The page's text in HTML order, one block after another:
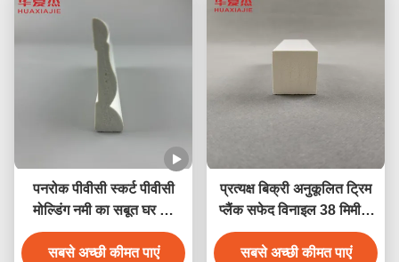
पनरोक पीवीसी स्कर्ट पीवीसी
मोल्डिंग नमी का सबूत घर की
सजावट
सबसे अच्छी कीमत पाएं
प्रत्यक्ष बिक्री अनुकूलित ट्रिम
प्लैंक सफेद विनाइल 38 मिमी x
39 मिमी पीवीसी मोल्डिंग सजावट
प्रोफ़ाइल इनडोर/आउटडोर
सबसे अच्छी कीमत पाएं